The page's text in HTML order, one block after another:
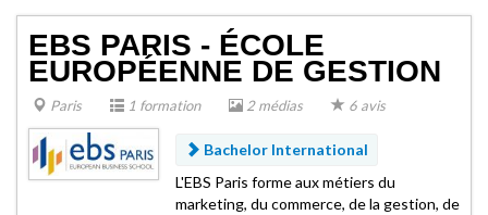
EBS PARIS - ÉCOLE
EUROPÉENNE DE GESTION
Paris 1 formation 2 médias 6 avis
Bachelor International
L'EBS Paris forme aux métiers du
marketing, du commerce, de la gestion, de